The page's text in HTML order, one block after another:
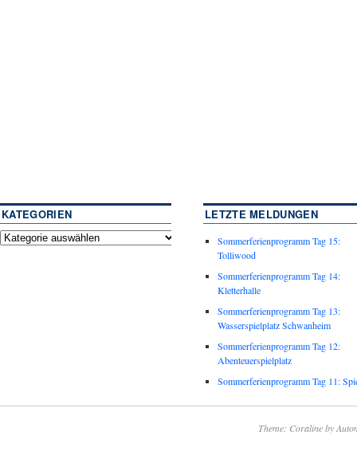
KATEGORIEN LETZTE MELDUNGEN
Sommerferienprogramm Tag 15:
Tolliwood
Sommerferienprogramm Tag 14:
Kletterhalle
Sommerferienprogramm Tag 13:
Wasserspielplatz Schwanheim
Sommerferienprogramm Tag 12:
Abenteuerspielplatz
Sommerferienprogramm Tag 11:
Theme: Coraline by